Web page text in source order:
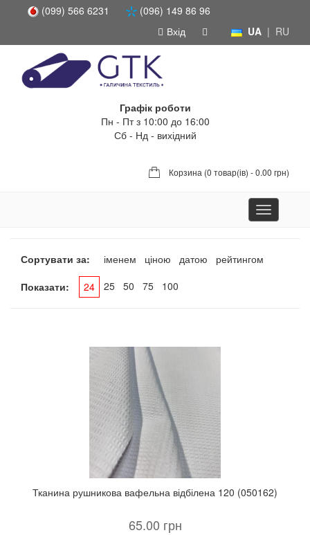
(099) 566 6231
(096) 149 86 96
UA | RU
Вхід
Графік роботи
Пн - Пт з 10:00 до 16:00
Сб - Нд - вихідний
Корзина (0 товар(ів) - 0.00 грн)
Toggle
navigation
Сортувати за: іменем ціною датою
рейтингом
Показати:
24 25 50 75 100
Тканина рушникова вафельна відбілена 120 (050162)
65.00 грн